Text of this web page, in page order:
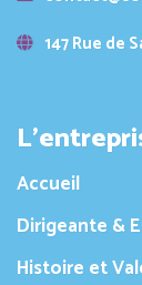
147 Rue de
Accueil
Dirigeante &
Histoire et